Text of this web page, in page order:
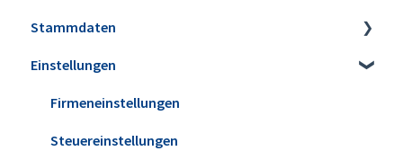
Installation
Erweiterungen
Datensicherung
Update installieren
Stammdaten
Artikel
Lagerbestände & Inventur
Kunden & Interessenten
Einstellungen
Firmeneinstellungen
Steuereinstellungen